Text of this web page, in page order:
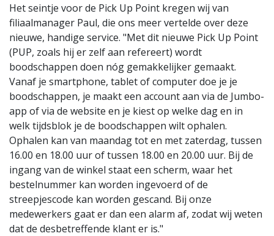
Het seintje voor de Pick Up Point kregen wij van
filiaalmanager Paul, die ons meer vertelde over deze
nieuwe, handige service. "Met dit nieuwe Pick Up Point
(PUP, zoals hij er zelf aan refereert) wordt
boodschappen doen nóg gemakkelijker gemaakt.
Vanaf je smartphone, tablet of computer doe je je
boodschappen, je maakt een account aan via de Jumbo-
app of via de website en je kiest op welke dag en in
welk tijdsblok je de boodschappen wilt ophalen.
Ophalen kan van maandag tot en met zaterdag, tussen
16.00 en 18.00 uur of tussen 18.00 en 20.00 uur. Bij de
ingang van de winkel staat een scherm, waar het
bestelnummer kan worden ingevoerd of de
streepjescode kan worden gescand. Bij onze
medewerkers gaat er dan een alarm af, zodat wij weten
dat de desbetreffende klant er is."